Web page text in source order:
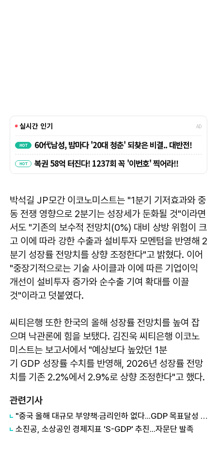
박석길 JP모간 이코노미스트는 "1분기 기저효과와 중
동 전쟁 영향으로 2분기는 성장세가 둔화될 것"이라면
서도 "기존의 보수적 전망치(0%) 대비 상방 위험이 크
고 이에 따라 강한 수출과 설비투자 모멘텀을 반영해 2
분기 성장률 전망치를 상향 조정한다"고 밝혔다. 이어
"중장기적으로는 기술 사이클과 이에 따른 기업이익
개선이 설비투자 증가와 순수출 기여 확대를 이끌
것"이라고 덧붙였다.
씨티은행 또한 한국의 올해 성장률 전망치를 높여 잡
으며 낙관론에 힘을 보탰다. 김진욱 씨티은행 이코노
미스트는 보고서에서 "예상보다 높았던 1분
기 GDP 성장률 수치를 반영해, 2026년 성장률 전망
치를 기존 2.2%에서 2.9%로 상향 조정한다"고 했다.
관련기사
"중국 올해 대규모 부양책·금리인하 없다...GDP 목표달성 충분"
소진공, 소상공인 경제지표 'S-GDP' 추진...자문단 발족